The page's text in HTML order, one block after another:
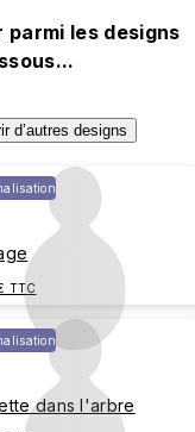
parmi les designs
d’autres designs
TTC
dans l'arbre